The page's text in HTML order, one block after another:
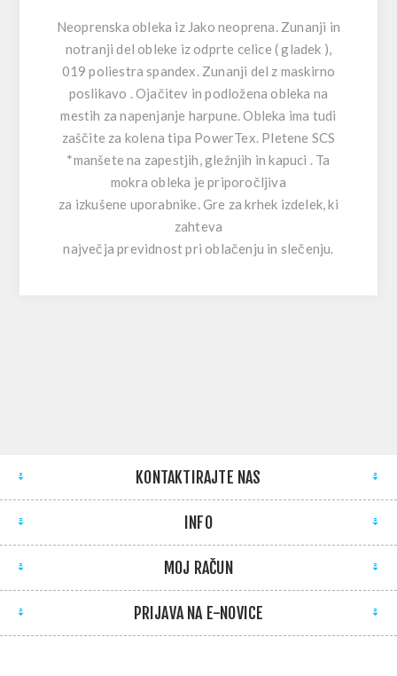
Neoprenska obleka iz Jako neoprena. Zunanji in
notranji del obleke iz odprte celice ( gladek ),
019 poliestra spandex. Zunanji del z maskirno
poslikavo . Ojačitev in podložena obleka na
mestih za napenjanje harpune. Obleka ima tudi
zaščite za kolena tipa PowerTex. Pletene SCS
*manšete na zapestjih, gležnjih in kapuci . Ta
mokra obleka je priporočljiva
za izkušene uporabnike. Gre za krhek izdelek, ki
zahteva
največja previdnost pri oblačenju in slečenju.
KONTAKTIRAJTE NAS
INFO
MOJ RAČUN
PRIJAVA NA E-NOVICE